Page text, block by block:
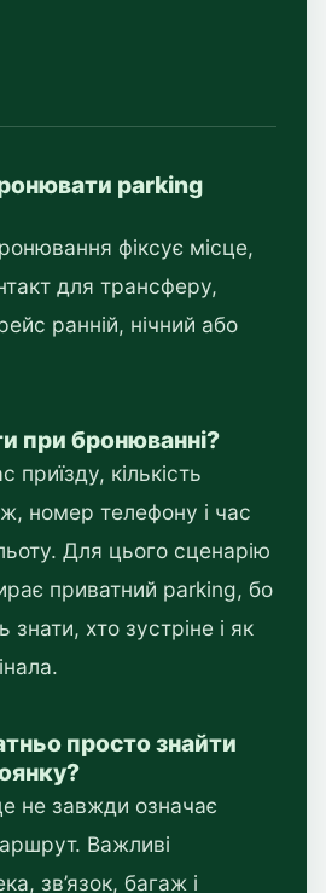
parking
фіксує місце,
для трансферу,
ранній, нічний або
при бронюванні?
приїзду, кількість
номер телефону і час
Для цього сценарію
приватний parking, бо
знати, хто зустріне і як
просто знайти
не завжди означає
Важливі
зв’язок, багаж і